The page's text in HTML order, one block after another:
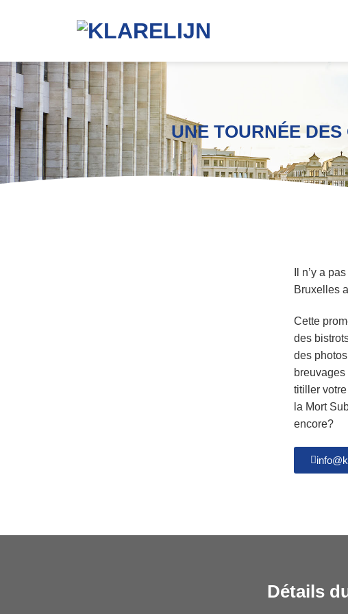
UNE TOURNÉE
Il n’y a
Bruxelles
Cette
des
des
titiller
la Mort
encore?
Détails